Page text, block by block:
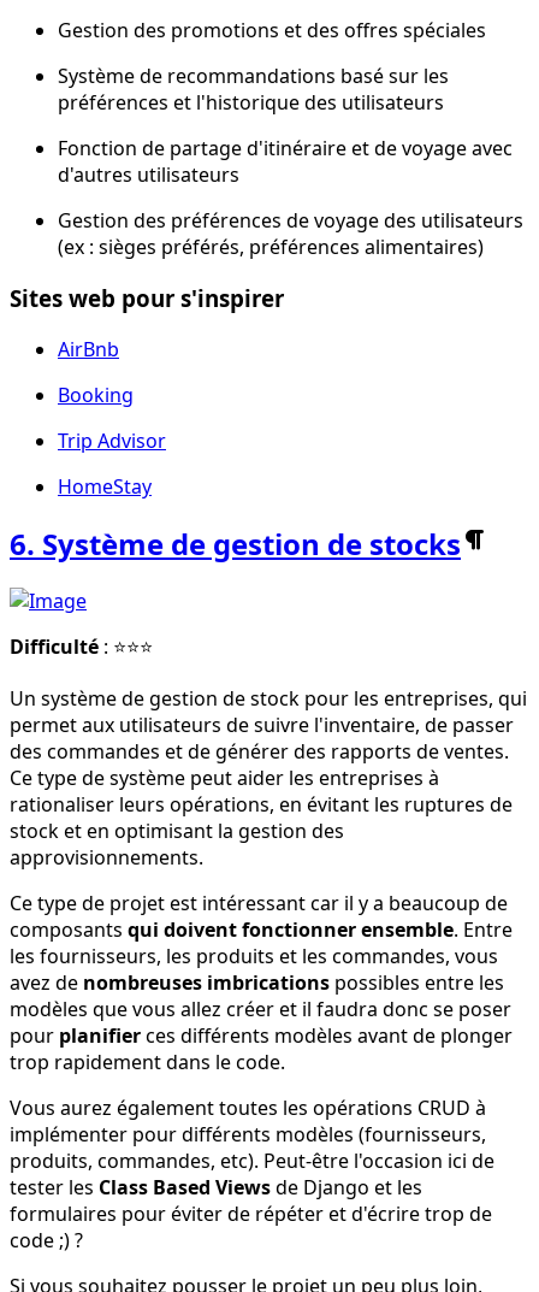
Gestion des promotions et des offres spéciales
Système de recommandations basé sur les
préférences et l'historique des utilisateurs
Fonction de partage d'itinéraire et de voyage avec
d'autres utilisateurs
Gestion des préférences de voyage des utilisateurs
(ex : sièges préférés, préférences alimentaires)
Sites web pour s'inspirer
AirBnb
Booking
Trip Advisor
HomeStay
6. Système de gestion de stocks
Difficulté : ⭐⭐⭐
Un système de gestion de stock pour les entreprises, qui
permet aux utilisateurs de suivre l'inventaire, de passer
des commandes et de générer des rapports de ventes.
Ce type de système peut aider les entreprises à
rationaliser leurs opérations, en évitant les ruptures de
stock et en optimisant la gestion des
approvisionnements.
Ce type de projet est intéressant car il y a beaucoup de
composants qui doivent fonctionner ensemble. Entre
les fournisseurs, les produits et les commandes, vous
avez de nombreuses imbrications possibles entre les
modèles que vous allez créer et il faudra donc se poser
pour planifierces différents modèles avant de plonger
trop rapidement dans le code.
Vous aurez également toutes les opérations CRUD à
implémenter pour différents modèles (fournisseurs,
produits, commandes, etc). Peut-être l'occasion ici de
tester les Class Based Viewsde Django et les
formulaires pour éviter de répéter et d'écrire trop de
code ;) ?
Si vous souhaitez pousser le projet un peu plus loin,